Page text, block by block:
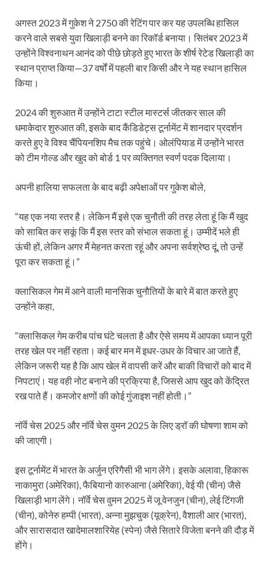
अगस्त 2023 में गुकेश ने 2750 की रेटिंग पार कर यह उपलब्धि हासिल
करने वाले सबसे युवा खिलाड़ी बनने का रिकॉर्ड बनाया। सितंबर 2023 में
उन्होंने विश्वनाथन आनंद को पीछे छोड़ते हुए भारत के शीर्ष रेटेड खिलाड़ी का
स्थान प्राप्त किया—37 वर्षों में पहली बार किसी और ने यह स्थान हासिल
किया।
2024 की शुरुआत में उन्होंने टाटा स्टील मास्टर्स जीतकर साल की
धमाकेदार शुरुआत की, इसके बाद कैंडिडेट्स टूर्नामेंट में शानदार प्रदर्शन
करते हुए वे विश्व चैंपियनशिप मैच तक पहुंचे। ओलंपियाड में उन्होंने भारत
को टीम गोल्ड और खुद को बोर्ड 1 पर व्यक्तिगत स्वर्ण पदक दिलाया।
अपनी हालिया सफलता के बाद बढ़ी अपेक्षाओं पर गुकेश बोले,
“यह एक नया स्तर है। लेकिन मैं इसे एक चुनौती की तरह लेता हूं कि मैं खुद
को साबित कर सकूं कि मैं इस स्तर को संभाल सकता हूं। उम्मीदें भले ही
ऊंची हों, लेकिन अगर मैं मेहनत करता रहूं और अपना सर्वश्रेष्ठ दूं, तो उन्हें
पूरा कर सकता हूं।”
क्लासिकल गेम में आने वाली मानसिक चुनौतियों के बारे में बात करते हुए
उन्होंने कहा,
“क्लासिकल गेम करीब पांच घंटे चलता है और ऐसे समय में आपका ध्यान पूरी
तरह खेल पर नहीं रहता। कई बार मन में इधर-उधर के विचार आ जाते हैं,
लेकिन जरूरी यह है कि आप खेल में वापसी करें और बाकी विचारों को बाद में
निपटाएं। यह वही नोट बनाने की प्रक्रिया है, जिससे आप खुद को केंद्रित
रख पाते हैं। कमजोर क्षणों की कोई गुंजाइश नहीं होती।”
नॉर्वे चेस 2025 और नॉर्वे चेस वुमन 2025 के लिए ड्रॉ की घोषणा शाम को
की जाएगी।
इस टूर्नामेंट में भारत के अर्जुन एरिगैसी भी भाग लेंगे। इसके अलावा, हिकारू
नाकामुरा (अमेरिका), फैबियानो कारुआना (अमेरिका), वेई यी (चीन) जैसे
खिलाड़ी भाग लेंगे। नॉर्वे चेस वुमन 2025 में जू वेनजुन (चीन), लेई टिंगजी
(चीन), कोनेरु हम्पी (भारत), अन्ना मुझचुक (यूक्रेन), वैशाली आर (भारत),
और सारासदात खादेमालशारियेह (स्पेन) जैसे सितारे विजेता बनने की दौड़ में
होंगे।